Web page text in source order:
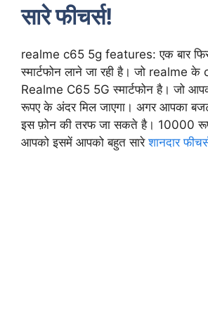
सारे फीचर्स!
realme c65 5g features: एक बार
स्मार्टफोन लाने जा रही है। जो realme के
Realme C65 5G स्मार्टफोन है। जो
रूपए के अंदर मिल जाएगा। अगर आपका
इस फ़ोन की तरफ जा सकते है। 10000
आपको इसमें आपको बहुत सारेशानदार